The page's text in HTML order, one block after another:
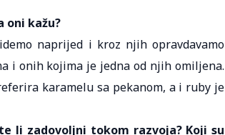
oni kažu?
naprijed i kroz njih opravdavamo
i onih kojima je jedna od njih omiljena.
karamelu sa pekanom, a i ruby je
li zadovoljni tokom razvoja? Koji su